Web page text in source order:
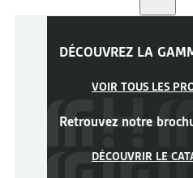
DÉCOUVREZ LA
VOIR TOUS LES
Retrouvez notre
DÉCOUVRIR LE